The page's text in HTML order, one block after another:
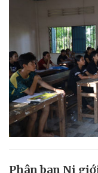
Phân ban Ni